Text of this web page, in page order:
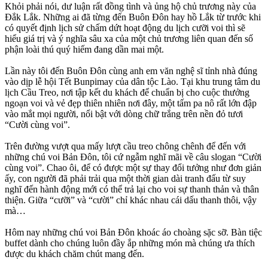
Khỏi phải nói, dư luận rất đồng tình và ủng hộ chủ trương này của
Đắk Lắk. Những ai đã từng đến Buôn Đôn hay hồ Lắk từ trước khi
có quyết định lịch sử chấm dứt hoạt động du lịch cưỡi voi thì sẽ
hiểu giá trị và ý nghĩa sâu xa của một chủ trương liên quan đến số
phận loài thú quý hiếm đang dần mai một.
Lần này tôi đến Buôn Đôn cùng anh em văn nghệ sĩ tỉnh nhà đúng
vào dịp lễ hội Tết Bunpimay của dân tộc Lào. Tại khu trung tâm du
lịch Cầu Treo, nơi tập kết du khách để chuẩn bị cho cuộc thưởng
ngoạn voi và vẻ đẹp thiên nhiên nơi đây, một tấm pa nô rất lớn đập
vào mắt mọi người, nổi bật với dòng chữ trắng trên nền đỏ tươi
“Cười cùng voi”.
Trên đường vượt qua mấy lượt cầu treo chông chênh để đến với
những chú voi Bản Đôn, tôi cứ ngẫm nghĩ mãi về câu slogan “Cười
cùng voi”. Chao ôi, để có được một sự thay đổi tưởng như đơn giản
ấy, con người đã phải trải qua một thời gian dài tranh đấu từ suy
nghĩ đến hành động mới có thể trả lại cho voi sự thanh thản và thân
thiện. Giữa “cưỡi” và “cười” chỉ khác nhau cái dấu thanh thôi, vậy
mà…
Hôm nay những chú voi Bản Đôn khoác áo choàng sặc sỡ. Bàn tiệc
buffet dành cho chúng luôn đầy ắp những món mà chúng ưa thích
được du khách chăm chút mang đến.